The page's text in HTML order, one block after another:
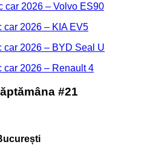
car 2026 – Volvo ES90
car 2026 – KIA EV5
car 2026 – BYD Seal U
car 2026 – Renault 4
#21